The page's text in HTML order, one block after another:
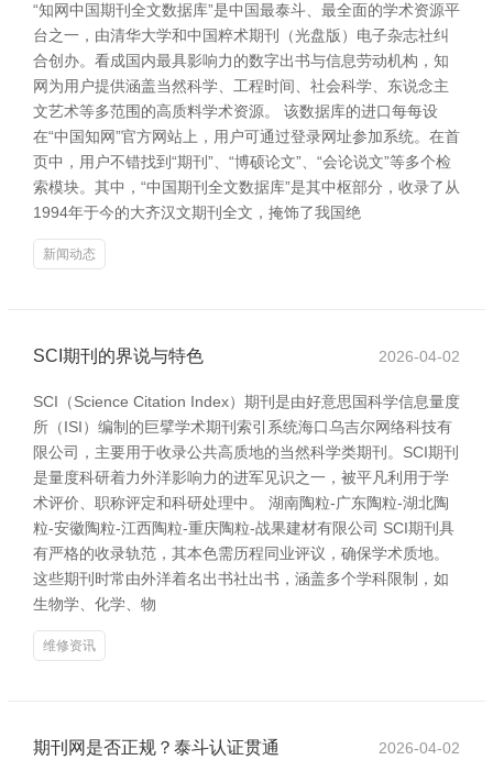
“知网中国期刊全文数据库”是中国最泰斗、最全面的学术资源平
台之一，由清华大学和中国粹术期刊（光盘版）电子杂志社纠
合创办。看成国内最具影响力的数字出书与信息劳动机构，知
网为用户提供涵盖当然科学、工程时间、社会科学、东说念主
文艺术等多范围的高质料学术资源。 该数据库的进口每每设
在“中国知网”官方网站上，用户可通过登录网址参加系统。在首
页中，用户不错找到“期刊”、“博硕论文”、“会论说文”等多个检
索模块。其中，“中国期刊全文数据库”是其中枢部分，收录了从
1994年于今的大齐汉文期刊全文，掩饰了我国绝
新闻动态
SCI期刊的界说与特色 2026-04-02
SCI（Science Citation Index）期刊是由好意思国科学信息量度
所（ISI）编制的巨擘学术期刊索引系统海口乌吉尔网络科技有
限公司，主要用于收录公共高质地的当然科学类期刊。SCI期刊
是量度科研着力外洋影响力的进军见识之一，被平凡利用于学
术评价、职称评定和科研处理中。 湖南陶粒-广东陶粒-湖北陶
粒-安徽陶粒-江西陶粒-重庆陶粒-战果建材有限公司 SCI期刊具
有严格的收录轨范，其本色需历程同业评议，确保学术质地。
这些期刊时常由外洋着名出书社出书，涵盖多个学科限制，如
生物学、化学、物
维修资讯
期刊网是否正规？泰斗认证贯通 2026-04-02